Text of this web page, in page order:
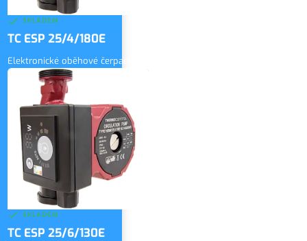
SKLADEM
TC ESP 25/4/180E
Elektronické oběhové čerpadlo
2 500 Kč bez DPH
3 025 Kč vč. DPH
SKLADEM
TC ESP 25/6/130E